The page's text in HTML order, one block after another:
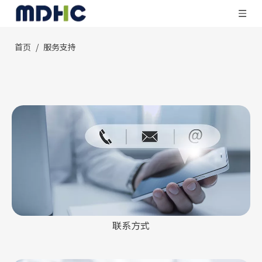
首页 / 服务支持
联系方式